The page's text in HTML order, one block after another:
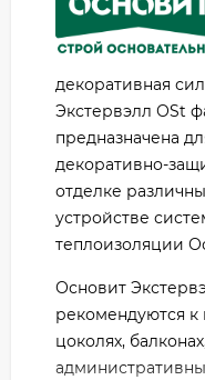
декоративная
Экстервэлл ОSt
предназначена
декоративно-
отделке
устройстве
теплоизоляции
Основит
рекомендуются
цоколях,